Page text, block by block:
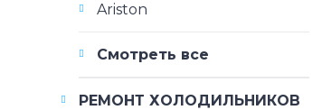
Ariston
Смотреть все
РЕМОНТ ХОЛОДИЛЬНИКОВ